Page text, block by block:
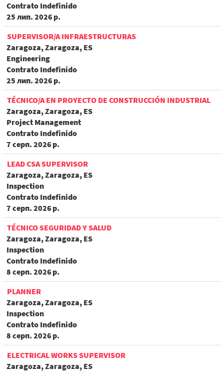
Contrato Indefinido
25 лип. 2026 р.
SUPERVISOR/A INFRAESTRUCTURAS
Zaragoza, Zaragoza, ES
Engineering
Contrato Indefinido
25 лип. 2026 р.
TÉCNICO/A EN PROYECTO DE CONSTRUCCIÓN INDUSTRIAL
Zaragoza, Zaragoza, ES
Project Management
Contrato Indefinido
7 серп. 2026 р.
LEAD CSA SUPERVISOR
Zaragoza, Zaragoza, ES
Inspection
Contrato Indefinido
7 серп. 2026 р.
TÉCNICO SEGURIDAD Y SALUD
Zaragoza, Zaragoza, ES
Inspection
Contrato Indefinido
8 серп. 2026 р.
PLANNER
Zaragoza, Zaragoza, ES
Inspection
Contrato Indefinido
8 серп. 2026 р.
ELECTRICAL WORKS SUPERVISOR
Zaragoza, Zaragoza, ES